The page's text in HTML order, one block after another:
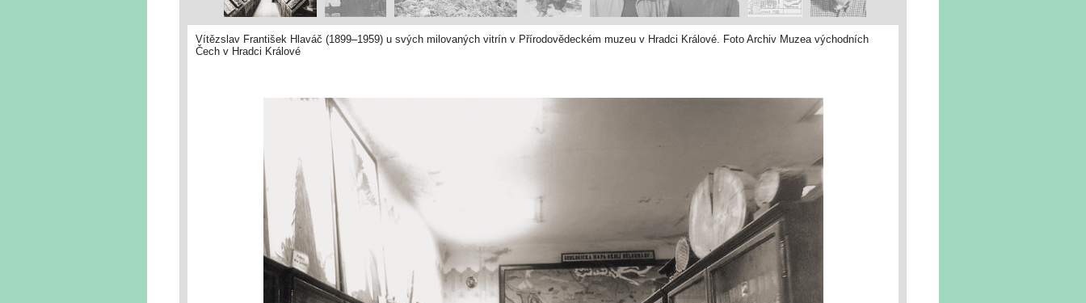
Vítězslav František Hlaváč (1899–1959) u svých milovaných vitrín v Přírodovědeckém muzeu v Hradci Králové. Foto Archiv Muzea východních
Čech v Hradci Králové